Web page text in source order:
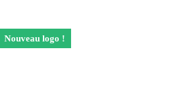
Nouveau logo !